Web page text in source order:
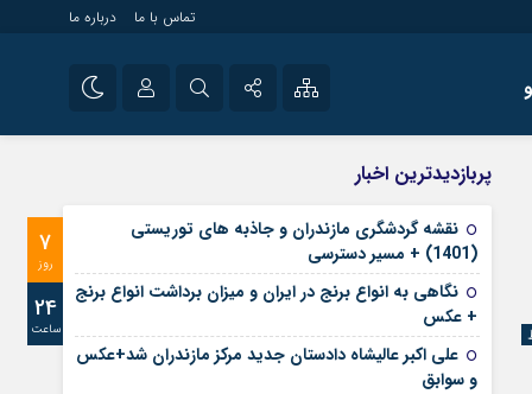
تماس با ما درباره ما
آپارات
رمز عبور
مرا به خاطر بسپار
راه اندازی سایت و
سایت های خبری و
پربازدیدترین اخبار
7
روز
24
ساعت
نقشه گردشگری مازندران و جاذبه های توریستی
(1401) + مسیر دسترسی
نگاهی به انواع برنج در ایران و میزان برداشت انواع برنج
+ عکس
علی‌ اکبر عالیشاه دادستان جدید مرکز مازندران شد+عکس
و سوابق